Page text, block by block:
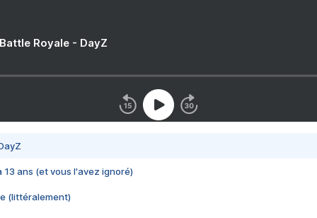
Royale - DayZ
13 ans (et vous l'avez ignoré)
(littéralement)